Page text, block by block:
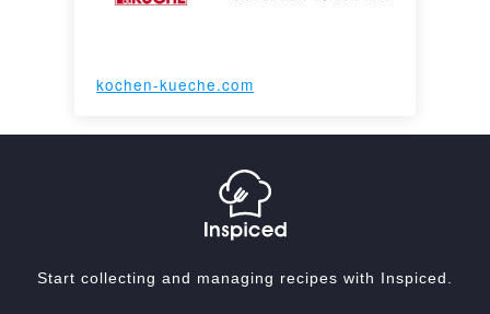
kochen-kueche.com
Start collecting and managing recipes with Inspiced.